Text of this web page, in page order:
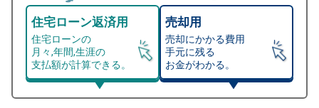
住宅ローン返済用
住宅ローンの
月々,年間,生涯の
支払額が計算できる。
売却用
売却にかかる費用
手元に残る
お金がわかる。
総支払額シミュレーション
マンション売却シミュレーター